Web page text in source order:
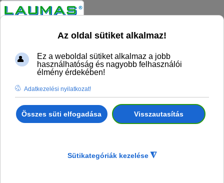
Az oldal sütiket alkalmaz!
Ez a weboldal sütiket alkalmaz a jobb
használhatóság és nagyobb felhasználói
élmény érdekében!
Adatkezelési nyilatkozat!
Összes süti elfogadása Visszautasítás
Sütikategóriák kezelése ◮
Ön itt van:Kezdőlap Termék katalógus
Mérő elektronikák